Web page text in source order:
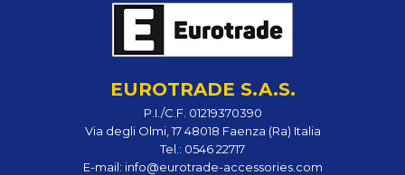
EUROTRADE S.A.S.
P.I./C.F. 01219370390
Via degli Olmi, 17 48018 Faenza (Ra) Italia
Tel.: 0546 22717
E-mail: info@eurotrade-accessories.com